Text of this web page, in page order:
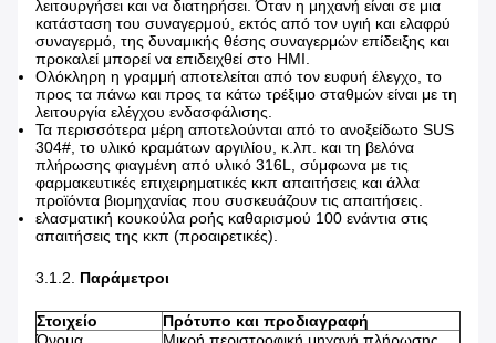
λειτουργήσει και να διατηρήσει. Όταν η μηχανή είναι σε μια
κατάσταση του συναγερμού, εκτός από τον υγιή και ελαφρύ
συναγερμό, της δυναμικής θέσης συναγερμών επίδειξης και
προκαλεί μπορεί να επιδειχθεί στο HMI.
Ολόκληρη η γραμμή αποτελείται από τον ευφυή έλεγχο, το
προς τα πάνω και προς τα κάτω τρέξιμο σταθμών είναι με τη
λειτουργία ελέγχου ενδασφάλισης.
Τα περισσότερα μέρη αποτελούνται από το ανοξείδωτο SUS
304#, το υλικό κραμάτων αργιλίου, κ.λπ. και τη βελόνα
πλήρωσης φιαγμένη από υλικό 316L, σύμφωνα με τις
φαρμακευτικές επιχειρηματικές κκπ απαιτήσεις και άλλα
προϊόντα βιομηχανίας που συσκευάζουν τις απαιτήσεις.
ελασματική κουκούλα ροής καθαρισμού 100 ενάντια στις
απαιτήσεις της κκπ (προαιρετικές).
3.1.2. Παράμετροι
Στοιχείο
Πρότυπο και προδιαγραφή